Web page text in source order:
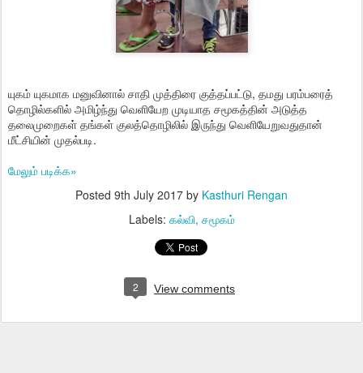
யுகம் யுகமாக மனுவினால் சாதி முத்திரை குத்தப்பட்டு, தமது பரம்பரைத்
தொழில்களில் அமிழ்ந்து வெளியேற முடியாத சமூகத்தின் அடுத்த
தலைமுறைகள் தங்கள் குலத்தொழிலில் இருந்து வெளியேறுவதுதான்
மீட்சியின் முதல்படி.
மேலும் படிக்க»
Posted 9th July 2017 by Kasthuri Rengan
Labels: கல்வி சமூகம்
2 View comments